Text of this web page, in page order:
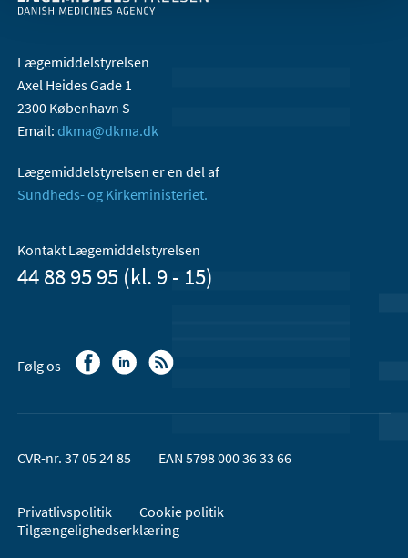
Lægemiddelstyrelsen
Axel Heides Gade 1
2300 København S
Email: dkma@dkma.dk
Lægemiddelstyrelsen er en del af
Sundheds- og Kirkeministeriet.
Kontakt Lægemiddelstyrelsen
44 88 95 95 (kl. 9 - 15)
Følg os
CVR-nr. 37 05 24 85 EAN 5798 000 36 33 66
Privatlivspolitik
Cookie politik
Tilgængelighedserklæring